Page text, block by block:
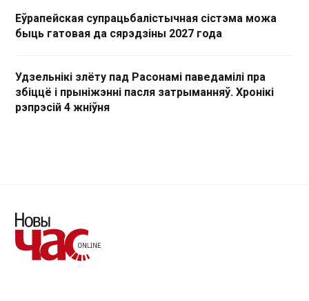
Еўрапейская супрацьбалістычная сістэма можа
быць гатовая да сярэдзіны 2027 года
Удзельнікі злёту пад Расонамі паведамілі пра
збіццё і прыніжэнні пасля затрыманняў. Хронікі
рэпрэсій 4 жніўня